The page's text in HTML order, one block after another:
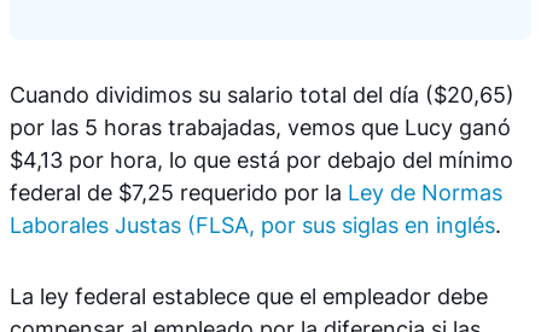
Cuando dividimos su salario total del día ($20,65)
por las 5 horas trabajadas, vemos que Lucy ganó
$4,13 por hora, lo que está por debajo del mínimo
federal de $7,25 requerido por la Ley de Normas
Laborales Justas (FLSA, por sus siglas en inglés.
La ley federal establece que el empleador debe